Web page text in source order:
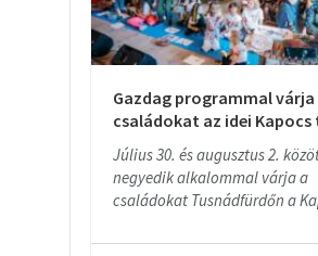
Gazdag programmal várja
családokat az idei
Július 30. és augusztus 2.
negyedik alkalommal várja a
családokat Tusnádfürdőn a